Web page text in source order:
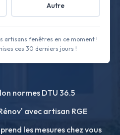
Autre
artisans fenêtres en ce moment !
ces 30 derniers jours !
normes DTU 36.5
avec artisan RGE
les mesures chez vous